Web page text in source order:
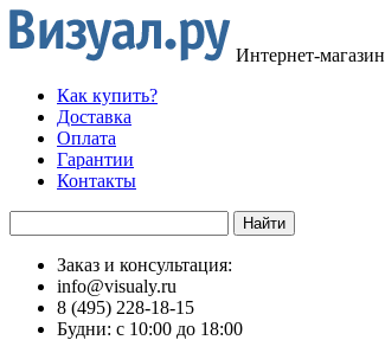
Интернет-магазин
Как купить?
Доставка
Оплата
Гарантии
Контакты
Заказ и консультация:
info@visualy.ru
8 (495) 228-18-15
Будни: с 10:00 до 18:00